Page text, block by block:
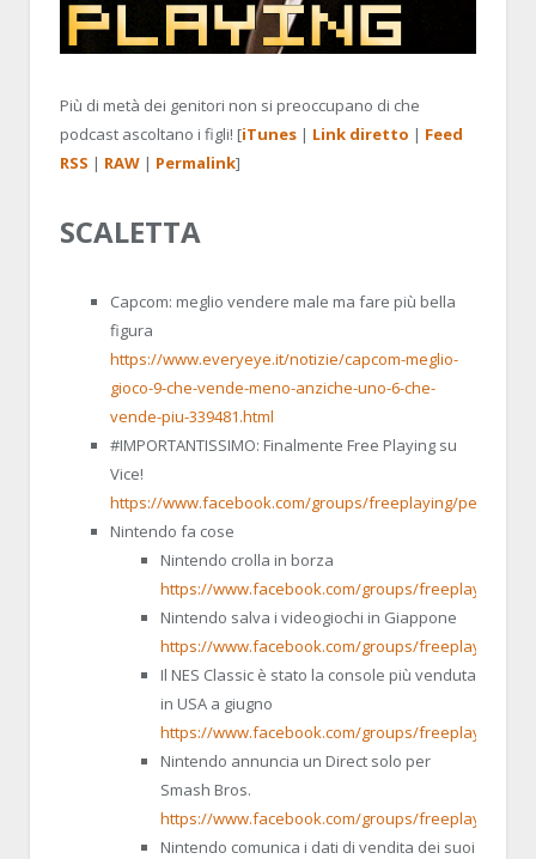
Più di metà dei genitori non si preoccupano di che
podcast ascoltano i figli! [iTunes | Link diretto | Feed
RSS | RAW | Permalink]
SCALETTA
Capcom: meglio vendere male ma fare più bella
figura
https://www.everyeye.it/notizie/capcom-meglio-
gioco-9-che-vende-meno-anziche-uno-6-che-
vende-piu-339481.html
#IMPORTANTISSIMO: Finalmente Free Playing su
Vice!
https://www.facebook.com/groups/freeplaying/permalink/
Nintendo fa cose
Nintendo crolla in borza
https://www.facebook.com/groups/freeplaying/
Nintendo salva i videogiochi in Giappone
https://www.facebook.com/groups/freeplaying/
Il NES Classic è stato la console più venduta
in USA a giugno
https://www.facebook.com/groups/freeplaying/
Nintendo annuncia un Direct solo per
Smash Bros.
https://www.facebook.com/groups/freeplaying/
Nintendo comunica i dati di vendita dei suoi